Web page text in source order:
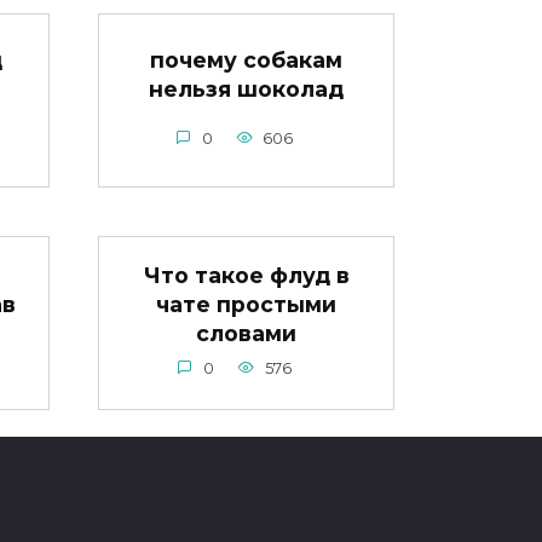
почему собакам
нельзя шоколад
0 606
Что такое флуд в
чате простыми
словами
0 576